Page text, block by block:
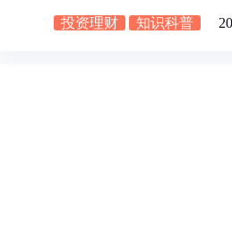
投资理财 知识科普